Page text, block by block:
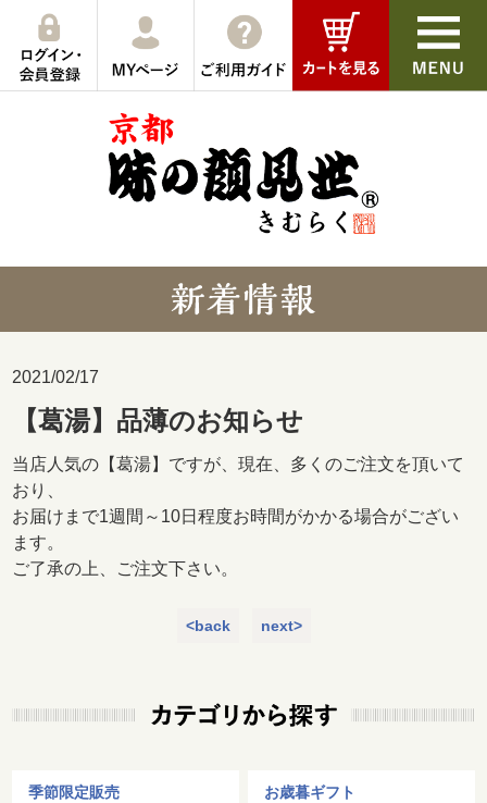
2021/02/17
【葛湯】品薄のお知らせ
当店人気の【葛湯】ですが、現在、多くのご注文を頂いて
おり、
お届けまで1週間～10日程度お時間がかかる場合がござい
ます。
ご了承の上、ご注文下さい。
<back next>
季節限定販売 お歳暮ギフト